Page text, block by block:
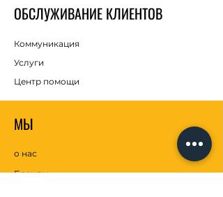
ОБСЛУЖИВАНИЕ КЛИЕНТОВ
Коммуникация
Услуги
Центр помощи
МЫ
о нас
Бренды